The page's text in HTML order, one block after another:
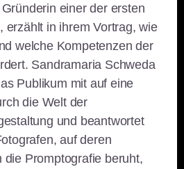
einer der ersten
erzählt in ihrem Vortrag, wie
welche Kompetenzen der
Sandramaria Schweda
Publikum mit auf eine
die Welt der
und beantwortet
auf deren
die Promptografie beruht,